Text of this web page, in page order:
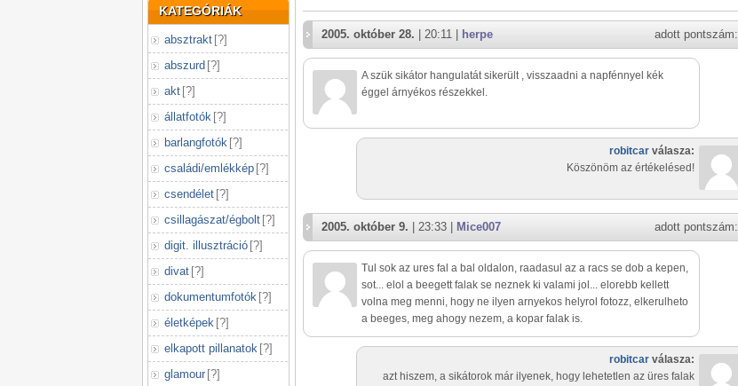
KATEGÓRIÁK
absztrakt [?]
abszurd [?]
akt [?]
állatfotók [?]
barlangfotók [?]
családi/emlékkép [?]
csendélet [?]
csillagászat/égbolt [?]
digit. illusztráció [?]
divat [?]
dokumentumfotók [?]
életképek [?]
elkapott pillanatok [?]
glamour [?]
adott pontszám:
2005. október 28. | 20:11 | herpe
A szük sikátor hangulatát sikerült , visszaadni a napfénnyel kék
éggel árnyékos részekkel.
robitcar válasza:
Köszönöm az értékelésed!
adott pontszám:
2005. október 9. | 23:33 | Mice007
Tul sok az ures fal a bal oldalon, raadasul az a racs se dob a kepen,
sot... elol a beegett falak se neznek ki valami jol... elorebb kellett
volna meg menni, hogy ne ilyen arnyekos helyrol fotozz, elkerulheto
a beeges, meg ahogy nezem, a kopar falak is.
robitcar válasza:
azt hiszem, a sikátorok már ilyenek, hogy lehetetlen az üres falak